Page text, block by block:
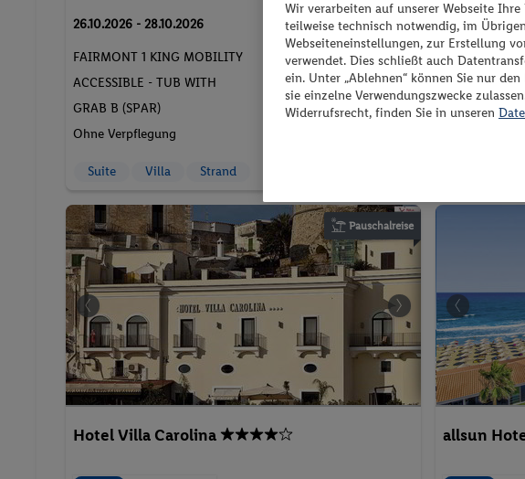
26.10.2026 - 28.10.2026
FAIRMONT 1 KING MOBILITY
ACCESSIBLE - TUB WITH
GRAB B (SPAR)
Ohne Verpflegung
p.P. ab
390.-
2 Pers. / 2 Nächte
Suite Villa Strand
01.09.2026 -
Island View 1
Ohne
flexible
Pauschalreise
Hotel Villa Carolina allsun
Wir verarbeiten auf unserer Webseite
teilweise technisch notwendig, im
Webseiteneinstellungen, zur Erstellung
verwendet. Dies schließt auch
ein. Unter „Ablehnen“ können Sie nur
sie einzelne Verwendungszwecke
Widerrufsrecht, finden Sie in unseren